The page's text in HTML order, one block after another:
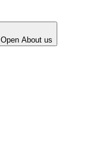
Open About us